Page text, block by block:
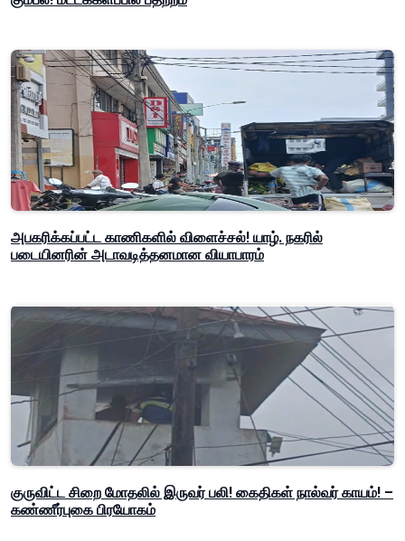
அபகரிக்கப்பட்ட காணிகளில் விளைச்சல்! யாழ். நகரில்
படையினரின் அடாவடித்தனமான வியாபாரம்
குருவிட்ட சிறை மோதலில் இருவர் பலி! கைதிகள் நால்வர் காயம்! –
கண்ணீர்புகை பிரயோகம்